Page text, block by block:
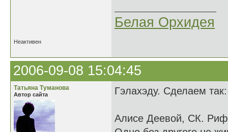
Белая Орхидея
Неактивен
2006-09-08 15:04:45
Татьяна Туманова
Автор сайта Гэлахэду. Сделаем
Алисе Деевой, СК.